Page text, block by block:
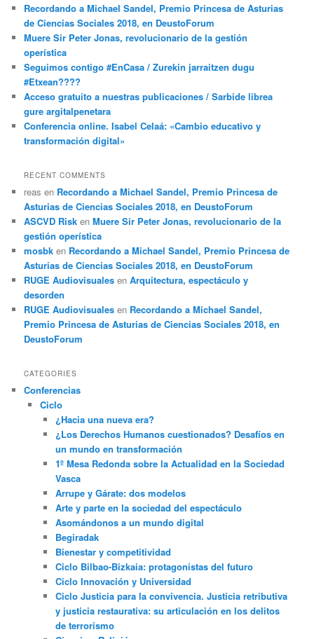
Recordando a Michael Sandel, Premio Princesa de Asturias
de Ciencias Sociales 2018, en DeustoForum
Muere Sir Peter Jonas, revolucionario de la gestión
operística
Seguimos contigo #EnCasa / Zurekin jarraitzen dugu
#Etxean????
Acceso gratuito a nuestras publicaciones / Sarbide librea
gure argitalpenetara
Conferencia online. Isabel Celaá: «Cambio educativo y
transformación digital»
RECENT COMMENTS
reas en Recordando a Michael Sandel, Premio Princesa de
Asturias de Ciencias Sociales 2018, en DeustoForum
ASCVD Risk enMuere Sir Peter Jonas, revolucionario de la
gestión operística
mosbk en Recordando a Michael Sandel, Premio Princesa de
Asturias de Ciencias Sociales 2018, en DeustoForum
RUGE Audiovisuales enArquitectura, espectáculo y
desorden
RUGE Audiovisuales en Recordando a Michael Sandel,
Premio Princesa de Asturias de Ciencias Sociales 2018, en
DeustoForum
CATEGORIES
Conferencias
Ciclo
¿Hacia una nueva era?
¿Los Derechos Humanos cuestionados? Desafíos en
un mundo en transformación
1º Mesa Redonda sobre la Actualidad en la Sociedad
Vasca
Arrupe y Gárate: dos modelos
Arte y parte en la sociedad del espectáculo
Asomándonos a un mundo digital
Begiradak
Bienestar y competitividad
Ciclo Bilbao-Bizkaia: protagonistas del futuro
Ciclo Innovación y Universidad
Ciclo Justicia para la convivencia. Justicia retributiva
y justicia restaurativa: su articulación en los delitos
de terrorismo